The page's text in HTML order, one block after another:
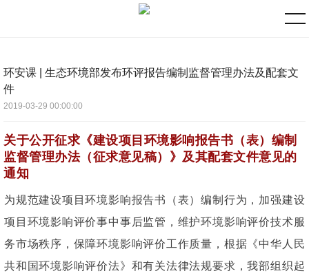
环安课 | 生态环境部发布环评报告编制监督管理办法及配套文
件
2019-03-29 00:00:00
关于公开征求《建设项目环境影响报告书（表）编制
监督管理办法（征求意见稿）》 及其配套文件意见的
通知
为规范建设项目环境影响报告书（表）编制行为，加强建设
项目环境影响评价事中事后监管，维护环境影响评价技术服
务市场秩序，保障环境影响评价工作质量，根据《中华人民
共和国环境影响评价法》和有关法律法规要求，我部组织起